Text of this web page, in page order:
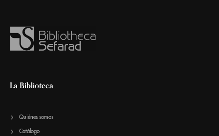
La Biblioteca
Quiénes somos
Catálogo